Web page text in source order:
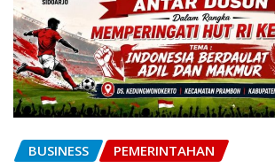
BUSINESS PEMERINTAHAN